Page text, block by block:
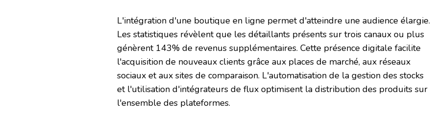
L'intégration d'une boutique en ligne permet d'atteindre une audience élargie.
Les statistiques révèlent que les détaillants présents sur trois canaux ou plus
génèrent 143% de revenus supplémentaires. Cette présence digitale facilite
l'acquisition de nouveaux clients grâce aux places de marché, aux réseaux
sociaux et aux sites de comparaison. L'automatisation de la gestion des stocks
et l'utilisation d'intégrateurs de flux optimisent la distribution des produits sur
l'ensemble des plateformes.